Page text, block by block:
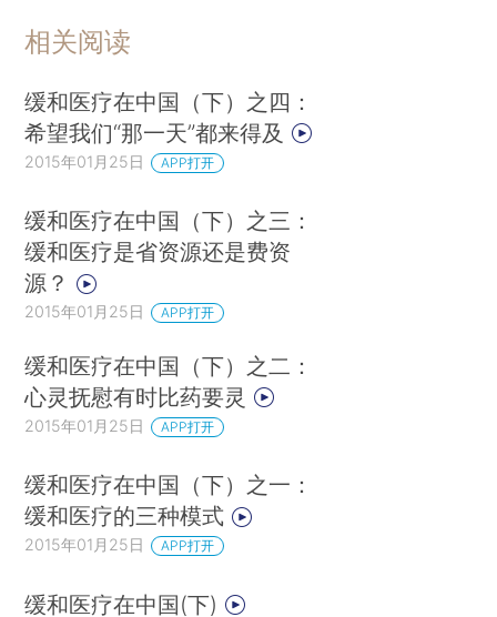
相关阅读
缓和医疗在中国（下）之四：
希望我们“那一天”都来得及
2015年01月25日 APP打开
缓和医疗在中国（下）之三：
缓和医疗是省资源还是费资
源？
2015年01月25日 APP打开
缓和医疗在中国（下）之二：
心灵抚慰有时比药要灵
2015年01月25日 APP打开
缓和医疗在中国（下）之一：
缓和医疗的三种模式
2015年01月25日 APP打开
缓和医疗在中国(下)